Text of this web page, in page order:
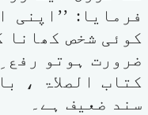
فرمایا:
کوئی شخص کھانا
ضرورت ہوتو رفع
سند ضعیف ہے۔